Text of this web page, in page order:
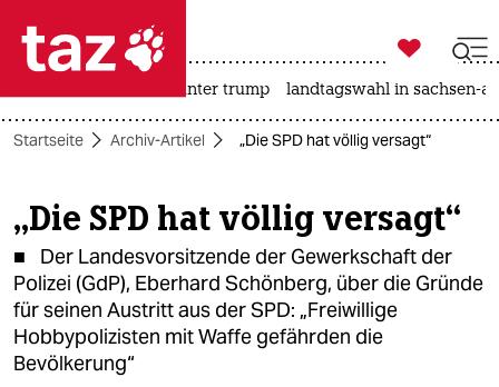
 taz zahl ich
taz zahl ich
themen
politik
öko
gesellschaft

taz zahl ich
usa unter trump landtagswahl in sachsen-
Startseite Archiv-Artikel „Die SPD hat völlig versagt“
„Die SPD hat völlig versagt“
■ Der Landesvorsitzende der Gewerkschaft der
Polizei (GdP), Eberhard Schönberg, über die Gründe
für seinen Austritt aus der SPD: „Freiwillige
Hobbypolizisten mit Waffe gefährden die
Bevölkerung“